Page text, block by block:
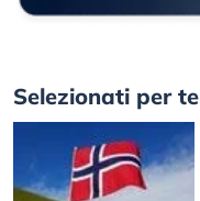
Selezionati per te